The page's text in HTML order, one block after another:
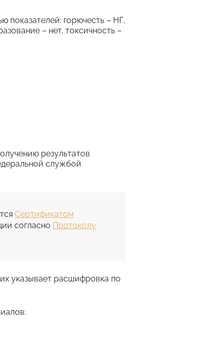
показателей: горючесть – НГ,
– нет, токсичность –
результатов
службой
Сертификатом
согласно Протоколу
указывает расшифровка по